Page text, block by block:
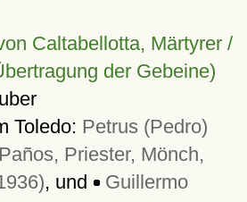
Caltabellotta, Märtyrer /
der Gebeine)
Toledo: Petrus (Pedro)
Priester, Mönch,
, und
Guillermo